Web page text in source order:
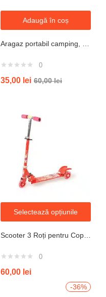
Adaugă în coș
Aragaz portabil camping, aprindere automata, negru
0
35,00 lei 60,00lei
Selectează opțiunile
Scooter 3 Roți pentru Copii – Design Pliabil din Oțel, Mecanism de Direcție Sigur, Potrivit pentru Vârsta 3+ Ani, Culoare Albastră
0
60,00 lei
-36%